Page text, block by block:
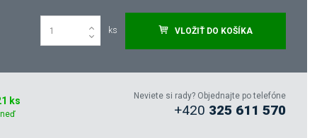
ks VLOŽIŤ DO KOŠÍKA
ks Neviete si rady? Objednajte po telefóne
+420 325 611 570